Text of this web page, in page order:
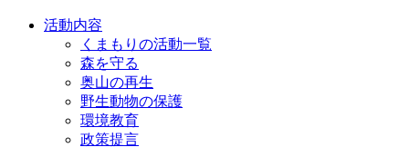
活動内容
くまもりの活動一覧
森を守る
奥山の再生
野生動物の保護
環境教育
政策提言